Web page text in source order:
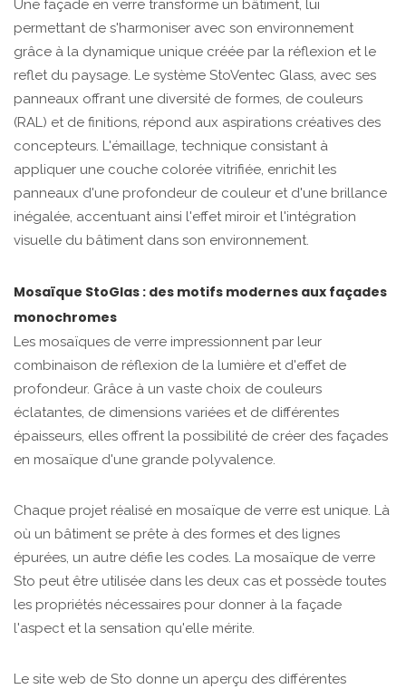
Une façade en verre transforme un bâtiment, lui
permettant de s'harmoniser avec son environnement
grâce à la dynamique unique créée par la réflexion et le
reflet du paysage. Le système StoVentec Glass, avec ses
panneaux offrant une diversité de formes, de couleurs
(RAL) et de finitions, répond aux aspirations créatives des
concepteurs. L'émaillage, technique consistant à
appliquer une couche colorée vitrifiée, enrichit les
panneaux d'une profondeur de couleur et d'une brillance
inégalée, accentuant ainsi l'effet miroir et l'intégration
visuelle du bâtiment dans son environnement.
Mosaïque StoGlas : des motifs modernes aux façades
monochromes
Les mosaïques de verre impressionnent par leur
combinaison de réflexion de la lumière et d'effet de
profondeur. Grâce à un vaste choix de couleurs
éclatantes, de dimensions variées et de différentes
épaisseurs, elles offrent la possibilité de créer des façades
en mosaïque d'une grande polyvalence.
Chaque projet réalisé en mosaïque de verre est unique. Là
où un bâtiment se prête à des formes et des lignes
épurées, un autre défie les codes. La mosaïque de verre
Sto peut être utilisée dans les deux cas et possède toutes
les propriétés nécessaires pour donner à la façade
l'aspect et la sensation qu'elle mérite. ​
Le site web de Sto donne un aperçu des différentes